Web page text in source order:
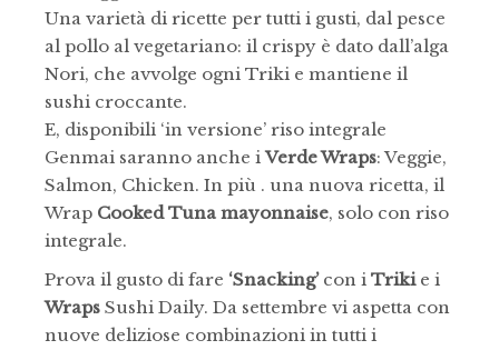
Una varietà di ricette per tutti i gusti, dal pesce
al pollo al vegetariano: il crispy è dato dall’alga
Nori, che avvolge ogni Triki e mantiene il
sushi croccante.
E, disponibili ‘in versione’ riso integrale
Genmai saranno anche iVerde Wraps: Veggie,
Salmon, Chicken. In più . una nuova ricetta, il
Wrap Cooked Tuna mayonnaise, solo con riso
integrale.
Prova il gusto di fare ‘Snacking’con i Trikie i
Wraps Sushi Daily. Da settembre vi aspetta con
nuove deliziose combinazioni in tutti i